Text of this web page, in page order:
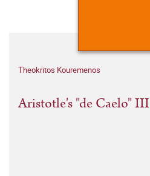
Theokritos Kouremenos
Aristotle's "de Caelo" III